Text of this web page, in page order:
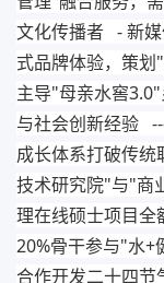
文化传播者 - 新媒
式品牌体验，策划
主导"母亲水窖
与社会创新经验
成长体系打破传
技术研究院"与"商
理在线硕士项目
20%骨干参与"水+
合作开发二十四